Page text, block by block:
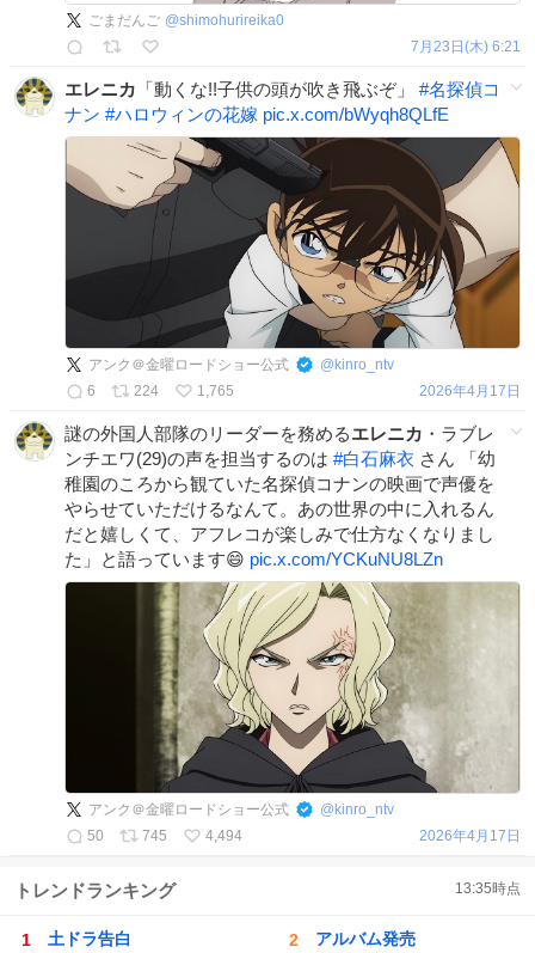
ごまだんご @shimohurireika0
7月23日(木) 6:21
エレニカ 「動くな!!子供の頭が吹き飛ぶぞ」 #名探偵コ
ナン #ハロウィンの花嫁 pic.x.com/bWyqh8QLfE
アンク＠金曜ロードショー公式 @ kinro_ntv
6
224 1,765 2026年4月17日
謎の外国人部隊のリーダーを務めるエレニカ ・ラブレ
ンチエワ(29)の声を担当するのは #白石麻衣 さん 「幼
稚園のころから観ていた名探偵コナンの映画で声優を
やらせていただけるなんて。あの世界の中に入れるん
だと嬉しくて、アフレコが楽しみで仕方なくなりまし
た」と語っています😄 pic.x.com/YCKuNU8LZn
アンク＠金曜ロードショー公式 @ kinro_ntv
50
745 4,494 2026年4月17日
トレンドランキング 13:35時点
土ドラ告白 アルバム発売